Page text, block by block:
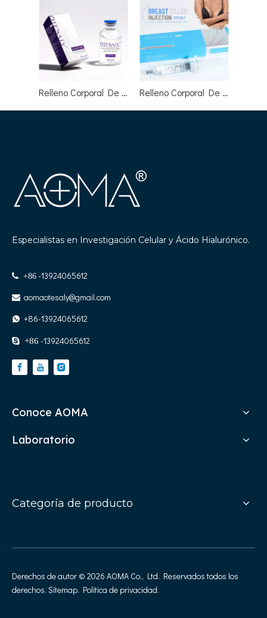
Relleno Corporal De 50 Ml Para Restauración De Volumen En Glúteos Y Senos - Fabricante De Marca Privada Relleno Corporal De 20 ML Para Aumento De Glúteos Y Resultados De Aspecto Natural
Especialistas en Investigación Celular y Ácido Hialurónico.
 +86 -13924065612
 aomaotesaly@gmail.com
 +86-13924065612
 +86 -13924065612
Conoce AOMA
Laboratorio
Categoría de producto
Derechos de autor © 2026 AOMA Co., Ltd. Reservados todos los
derechos. Sitemap. Política de privacidad.